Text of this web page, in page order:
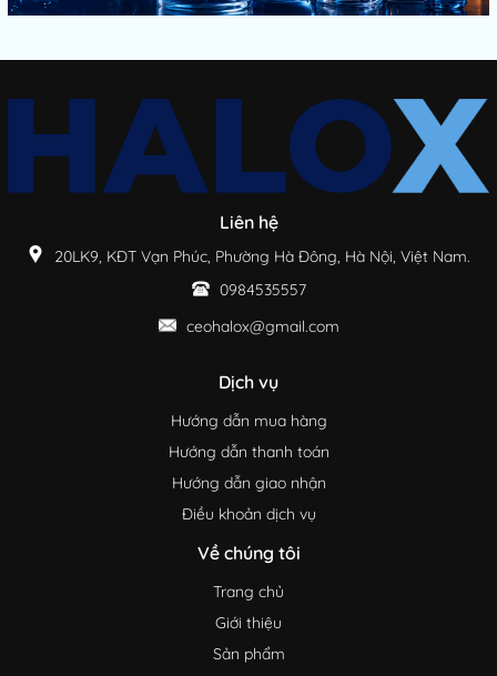
Liên hệ
20LK9, KĐT Vạn Phúc, Phường Hà Đông, Hà Nội, Việt Nam.
0984535557
ceohalox@gmail.com
Dịch vụ
Hướng dẫn mua hàng
Hướng dẫn thanh toán
Hướng dẫn giao nhận
Điều khoản dịch vụ
Về chúng tôi
Trang chủ
Giới thiệu
Sản phẩm